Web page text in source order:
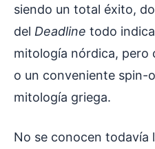
siendo un total éxito,
del Deadline todo
mitología nórdica, pero
o un conveniente spin-
mitología griega.
No se conocen todavía